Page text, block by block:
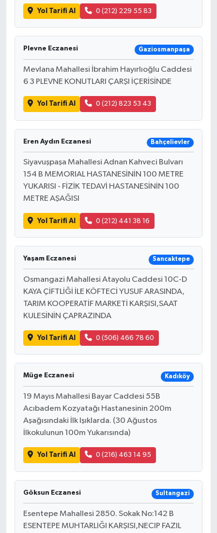
Yol Tarifi Al 0 (212) 229 55 83
Plevne Eczanesi Gaziosmanpaşa
Mevlana Mahallesi İbrahim Hayırlıoğlu Caddesi
6 3 PLEVNE KONUTLARI ÇARŞI İÇERİSİNDE
Yol Tarifi Al 0 (212) 823 53 43
Eren Aydın Eczanesi Bahçelievler
Siyavuşpaşa Mahallesi Adnan Kahveci Bulvarı
154 B MEMORIAL HASTANESİNİN 100 METRE
YUKARISI - FİZİK TEDAVİ HASTANESİNİN 100
METRE AŞAĞISI
Yol Tarifi Al 0 (212) 441 38 16
Yaşam Eczanesi Sancaktepe
Osmangazi Mahallesi Atayolu Caddesi 10C-D
KAYA ÇİFTLİĞİ İLE KÖFTECİ YUSUF ARASINDA,
TARIM KOOPERATİF MARKETİ KARŞISI,SAAT
KULESİNİN ÇAPRAZINDA
Yol Tarifi Al 0 (506) 466 78 60
Müge Eczanesi Kadıköy
19 Mayıs Mahallesi Bayar Caddesi 55B
Acıbadem Kozyatağı Hastanesinin 200m
Aşağısındaki İlk Işıklarda. (30 Ağustos
İlkokulunun 100m Yukarısında)
Yol Tarifi Al 0 (216) 463 14 95
Göksun Eczanesi Sultangazi
Esentepe Mahallesi 2850. Sokak No:142 B
ESENTEPE MUHTARLIĞI KARŞISI,NECIP FAZIL